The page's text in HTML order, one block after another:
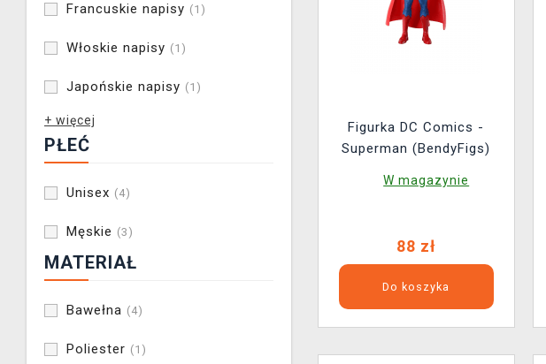
Francuskie napisy (1)
Włoskie napisy (1)
Japońskie napisy (1)
+ więcej
PŁEĆ
Unisex (4)
Męskie (3)
MATERIAŁ
Bawełna (4)
Poliester (1)
Figurka DC Comics -
Superman (BendyFigs)
W magazynie
88 zł
Do koszyka